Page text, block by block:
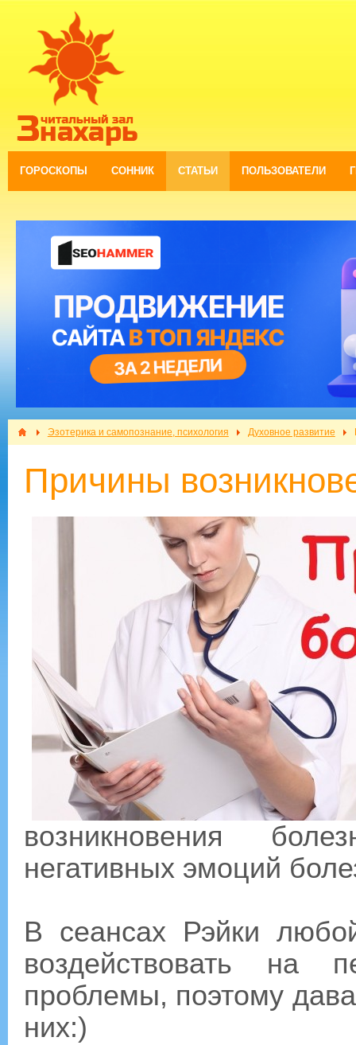
ГОРОСКОПЫ СОННИК СТАТЬИ ПОЛЬЗОВАТЕЛИ
Эзотерика и самопознание, психология Духовное развитие
Причины
возникновения
негативных эмоций
В сеансах Рэйки
воздействовать на
проблемы, поэтому
них:)